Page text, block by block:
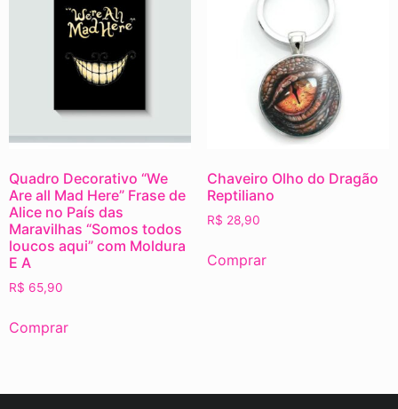
Quadro Decorativo “We
Are all Mad Here” Frase de
Alice no País das
Maravilhas “Somos todos
loucos aqui” com Moldura
E A
R$ 65,90
Comprar
Chaveiro Olho do Dragão
Reptiliano
R$ 28,90
Comprar